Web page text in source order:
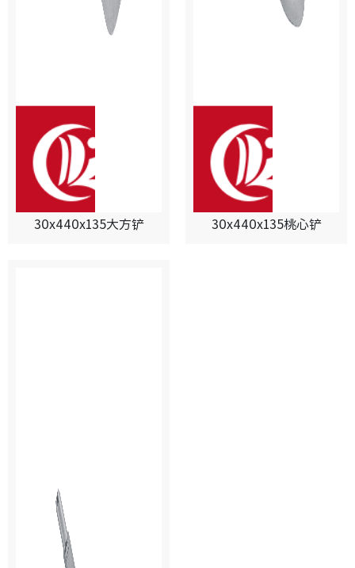
30x440x135大方铲 30x440x135桃心铲